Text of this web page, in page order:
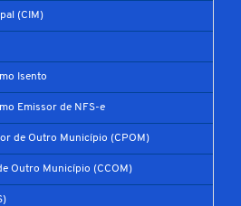
(CIM)
Isento
Emissor de NFS-e
de Outro Município (CPOM)
Outro Município (CCOM)